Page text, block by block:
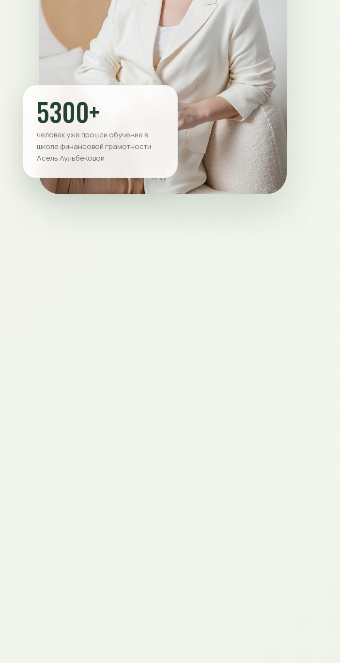
5300+
человек уже прошли обучение в
школе финансовой грамотности
Асель Аульбековой